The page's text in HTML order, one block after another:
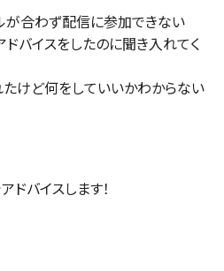
が合わず配信に参加できない
ドバイスをしたのに聞き入れてく
たけど何をしていいかわからない
ドバイスします！